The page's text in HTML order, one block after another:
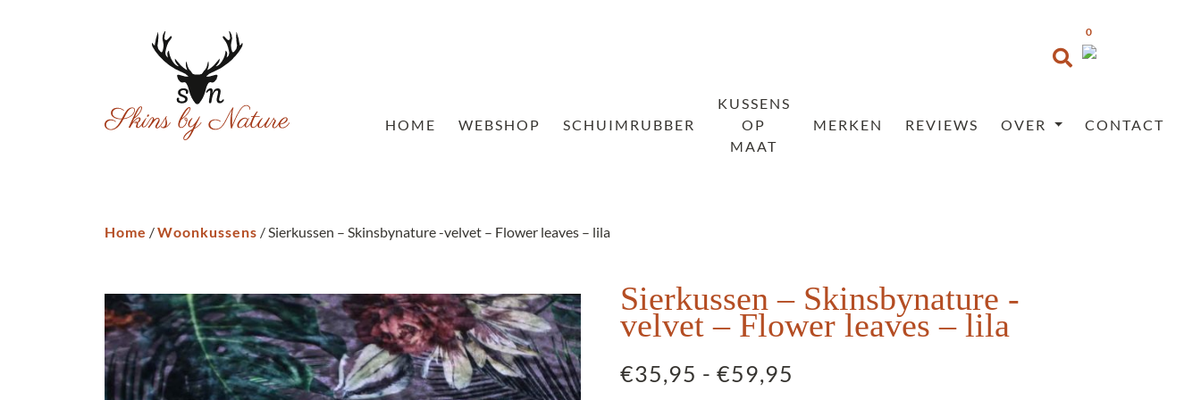
0
HOME WEBSHOP SCHUIMRUBBER
KUSSENS
OP
MAAT
MERKEN REVIEWS OVER CONTACT
Home /Woonkussens / Sierkussen – Skinsbynature -velvet – Flower leaves – lila
Sierkussen – Skinsbynature -
velvet – Flower leaves – lila
€35,95 - €59,95